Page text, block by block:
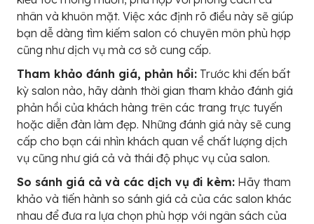
nhân và khuôn mặt. Việc xác định rõ điều này sẽ giúp
bạn dễ dàng tìm kiếm salon có chuyên môn phù hợp
cũng như dịch vụ mà cơ sở cung cấp.
Tham khảo đánh giá, phản hồi: Trước khi đến bất
kỳ salon nào, hãy dành thời gian tham khảo đánh giá
phản hồi của khách hàng trên các trang trực tuyến
hoặc diễn đàn làm đẹp. Những đánh giá này sẽ cung
cấp cho bạn cái nhìn khách quan về chất lượng dịch
vụ cũng như giá cả và thái độ phục vụ của salon.
So sánh giá cả và các dịch vụ đi kèm: Hãy tham
khảo và tiến hành so sánh giá cả của các salon khác
nhau để đưa ra lựa chọn phù hợp với ngân sách của